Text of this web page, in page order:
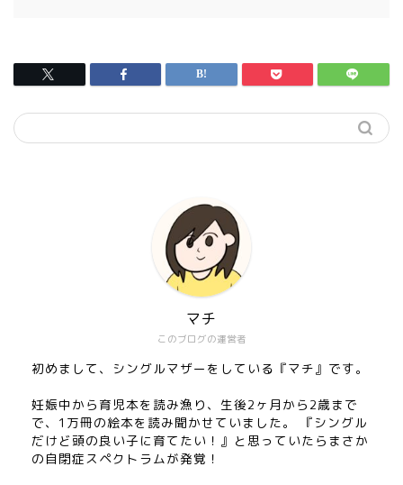
このブログの運営者
マチ
初めまして、シングルマザーをしている『マチ』です。
妊娠中から育児本を読み漁り、生後2ヶ月から2歳まで
で、1万冊の絵本を読み聞かせていました。 『シングル
だけど頭の良い子に育てたい！』と思っていたらまさか
の自閉症スペクトラムが発覚！